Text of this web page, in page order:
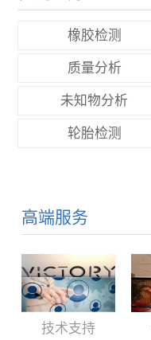
橡胶检测
质量分析
未知物分析
轮胎检测
高端服务
技术支持